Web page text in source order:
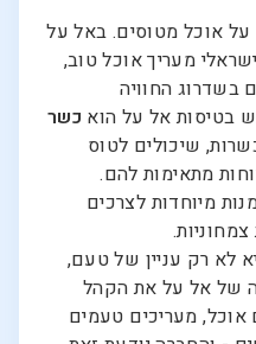
אוכל מטוסים. באל על
מעריך אוכל טוב,
בשדרוג החוויה
בטיסות אל על הוא כשר
שיכולים לטוס
מתאימות להם.
מיוחדות לצרכים
לא רק עניין של טעם,
של אל על את הקהל
אוכל, מעריכים טעמים